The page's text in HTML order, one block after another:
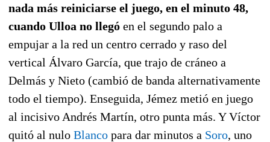
nada más reiniciarse el juego, en el minuto 48,
cuando Ulloa no llegó en el segundo palo a
empujar a la red un centro cerrado y raso del
vertical Álvaro García, que trajo de cráneo a
Delmás y Nieto (cambió de banda alternativamente
todo el tiempo). Enseguida, Jémez metió en juego
al incisivo Andrés Martín, otro punta más. Y Víctor
quitó al nulo Blanco para dar minutos a Soro, uno